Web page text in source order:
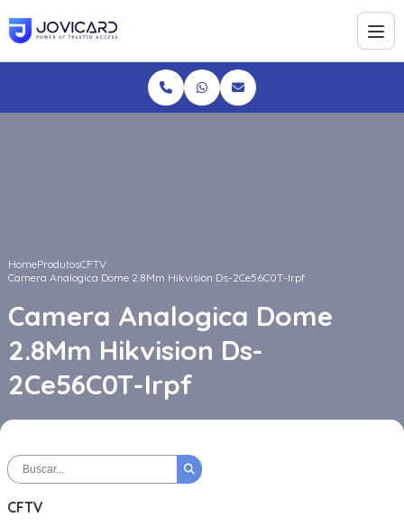
HomeProdutosCFTV
Camera Analogica Dome 2.8Mm Hikvision Ds-2Ce56C0T-Irpf
Camera Analogica Dome
2.8Mm Hikvision Ds-
2Ce56C0T-Irpf
CFTV